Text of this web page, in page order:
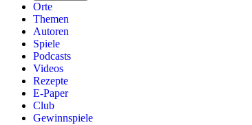
Orte
Themen
Autoren
Spiele
Podcasts
Videos
Rezepte
E-Paper
Club
Gewinnspiele